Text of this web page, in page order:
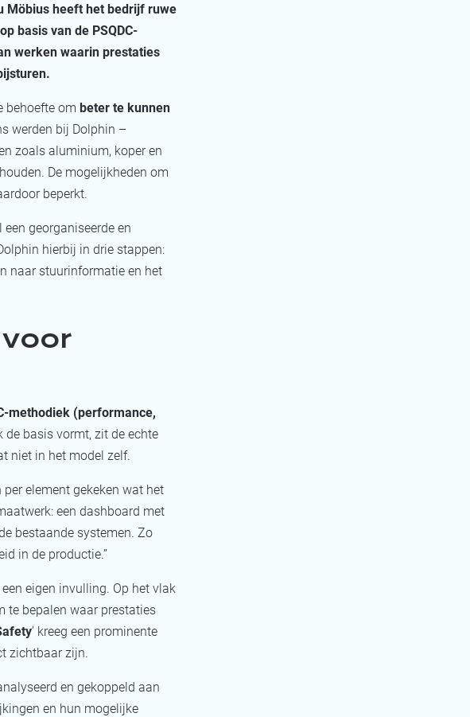
Möbius heeft het bedrijf ruwe
basis van de PSQDC-
werken waarin prestaties
behoefte om beter te kunnen
werden bij Dolphin –
zoals aluminium, koper en
De mogelijkheden om
beperkt.
georganiseerde en
hierbij in drie stappen:
naar stuurinformatie en het
methodiek (performance,
de basis vormt, zit de echte
niet in het model zelf.
per element gekeken wat het
een dashboard met
bestaande systemen. Zo
in de productie.”
eigen invulling. Op het vlak
te bepalen waar prestaties
’ kreeg een prominente
zichtbaar zijn.
en gekoppeld aan
en hun mogelijke